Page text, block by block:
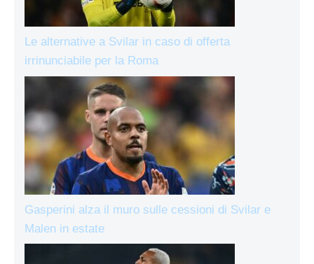
Le alternative a Svilar in caso di offerta
irrinunciabile per la Roma
Gasperini alza il muro sulle cessioni di Svilar e
Malen in estate